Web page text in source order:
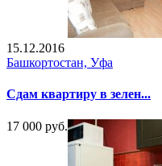
15.12.2016
Башкортостан, Уфа
Сдам квартиру в зелен...
17 000 руб.